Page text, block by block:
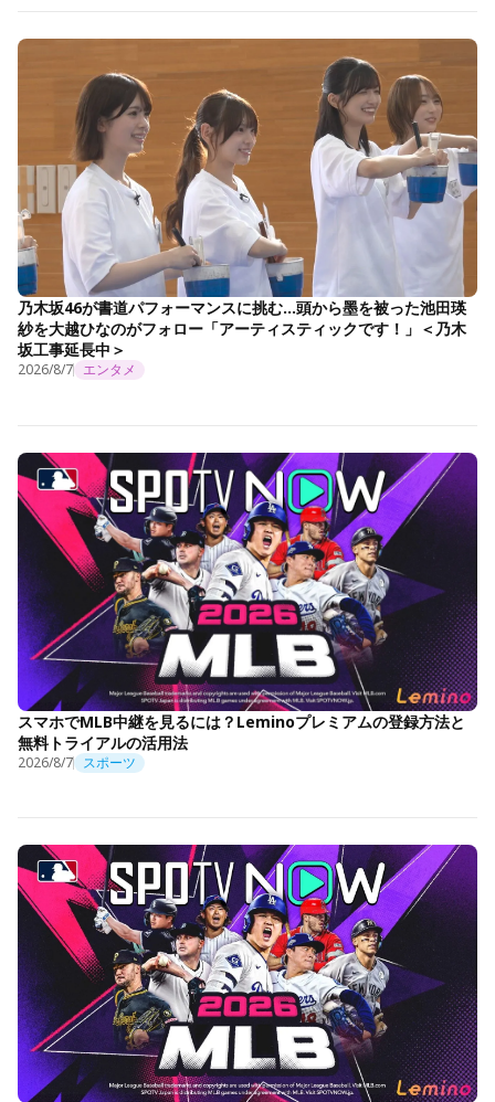
乃木坂46が書道パフォーマンスに挑む…頭から墨を被った池田瑛
紗を大越ひなのがフォロー「アーティスティックです！」＜乃木
坂工事延長中＞
2026/8/7 エンタメ
スマホでMLB中継を見るには？Leminoプレミアムの登録方法と
無料トライアルの活用法
2026/8/7 スポーツ